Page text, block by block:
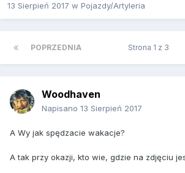
13 Sierpień 2017 w Pojazdy/Artyleria
POPRZEDNIA Strona 1 z 3
Woodhaven
Napisano 13 Sierpień 2017
A Wy jak spędzacie wakacje?
A tak przy okazji, kto wie, gdzie na zdjęciu